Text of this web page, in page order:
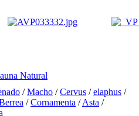
Natural
/Macho /Cervus /elaphus /
/Cornamenta /Asta /